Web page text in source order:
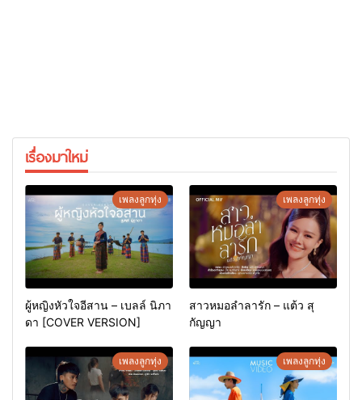
เรื่องมาใหม่
เพลงลูกทุ่ง
ผู้หญิงหัวใจอีสาน – เบลล์ นิภา
ดา [COVER VERSION]
เพลงลูกทุ่ง
สาวหมอลำลารัก – แต้ว สุ
กัญญา
เพลงลูกทุ่ง เพลงลูกทุ่ง